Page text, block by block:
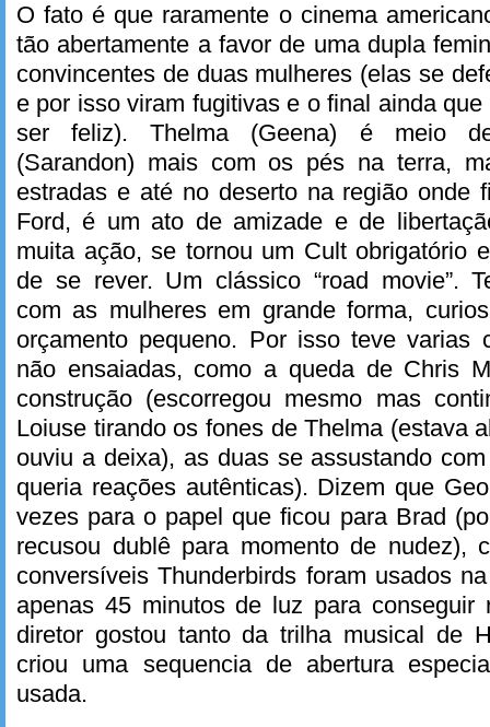
O fato é que raramente o cinema
tão abertamente a favor de uma dupla
convincentes de duas mulheres (elas se
e por isso viram fugitivas e o final ainda
ser feliz). Thelma (Geena) é meio
(Sarandon) mais com os pés na terra,
estradas e até no deserto na região onde
Ford, é um ato de amizade e de
muita ação, se tornou um Cult obrigatório
de se rever. Um clássico “road movie”.
com as mulheres em grande forma,
orçamento pequeno. Por isso teve varias
não ensaiadas, como a queda de Chris
construção (escorregou mesmo mas
Loiuse tirando os fones de Thelma (estava
ouviu a deixa), as duas se assustando
queria reações autênticas). Dizem que
vezes para o papel que ficou para Brad
recusou dublê para momento de nudez),
conversíveis Thunderbirds foram usados
apenas 45 minutos de luz para
diretor gostou tanto da trilha musical de
criou uma sequencia de abertura
usada.